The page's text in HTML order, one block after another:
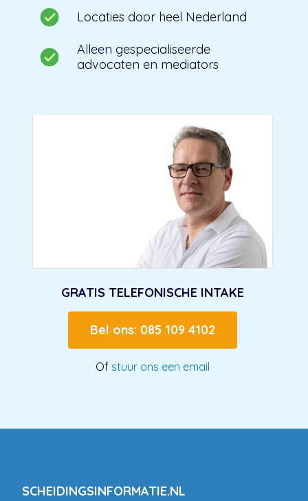
Locaties door heel Nederland
Alleen gespecialiseerde
advocaten en mediators
GRATIS TELEFONISCHE INTAKE
Bel ons: 085 109 4102
Of stuur ons een email
SCHEIDINGSINFORMATIE.NL